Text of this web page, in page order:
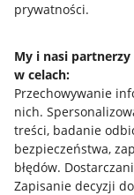
prywatności.
My i nasi
w celach:
Przechowywanie
nich.
treści, badanie
bezpieczeństwa,
błędów.
Zapisanie decyzji
Jak to działa
Allegro Gadane dla
Allegro Gadane dla
Mapa miejscowości
Informacje